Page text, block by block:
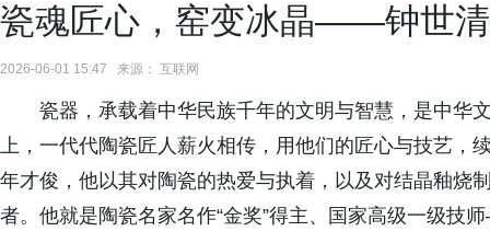
瓷魂匠心，窑变冰晶——钟世清
2026-06-01 15:47 来源： 互联网
瓷器，承载着中华民族千年的文明与智慧，是中华
上，一代代陶瓷匠人薪火相传，用他们的匠心与技艺，
年才俊，他以其对陶瓷的热爱与执着，以及对结晶釉烧
者。他就是陶瓷名家名作“金奖”得主、国家高级一级技